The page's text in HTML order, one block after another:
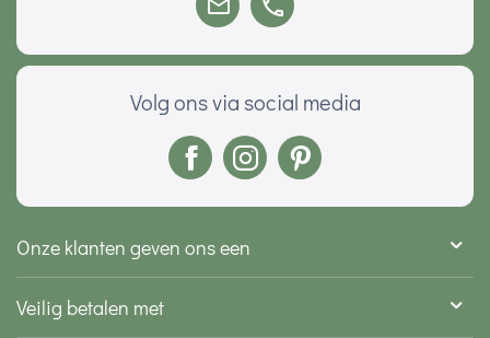
Volg ons via social media
Onze klanten geven ons een
Veilig betalen met